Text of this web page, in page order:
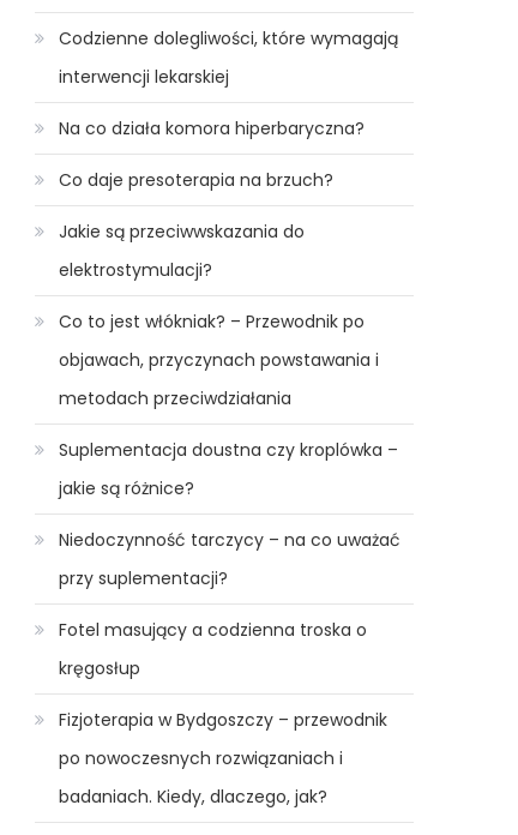
Codzienne dolegliwości, które wymagają
interwencji lekarskiej
Na co działa komora hiperbaryczna?
Co daje presoterapia na brzuch?
Jakie są przeciwwskazania do
elektrostymulacji?
Co to jest włókniak? – Przewodnik po
objawach, przyczynach powstawania i
metodach przeciwdziałania
Suplementacja doustna czy kroplówka –
jakie są różnice?
Niedoczynność tarczycy – na co uważać
przy suplementacji?
Fotel masujący a codzienna troska o
kręgosłup
Fizjoterapia w Bydgoszczy – przewodnik
po nowoczesnych rozwiązaniach i
badaniach. Kiedy, dlaczego, jak?